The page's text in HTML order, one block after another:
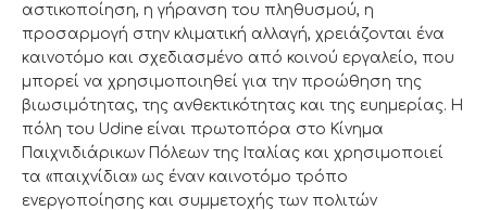
αστικοποίηση, η γήρανση του πληθυσμού, η
προσαρμογή στην κλιματική αλλαγή, χρειάζονται ένα
καινοτόμο και σχεδιασμένο από κοινού εργαλείο, που
μπορεί να χρησιμοποιηθεί για την προώθηση της
βιωσιμότητας, της ανθεκτικότητας και της ευημερίας. Η
πόλη του Udine είναι πρωτοπόρα στο Κίνημα
Παιχνιδιάρικων Πόλεων της Ιταλίας και χρησιμοποιεί
τα «παιχνίδια» ως έναν καινοτόμο τρόπο
ενεργοποίησης και συμμετοχής των πολιτών